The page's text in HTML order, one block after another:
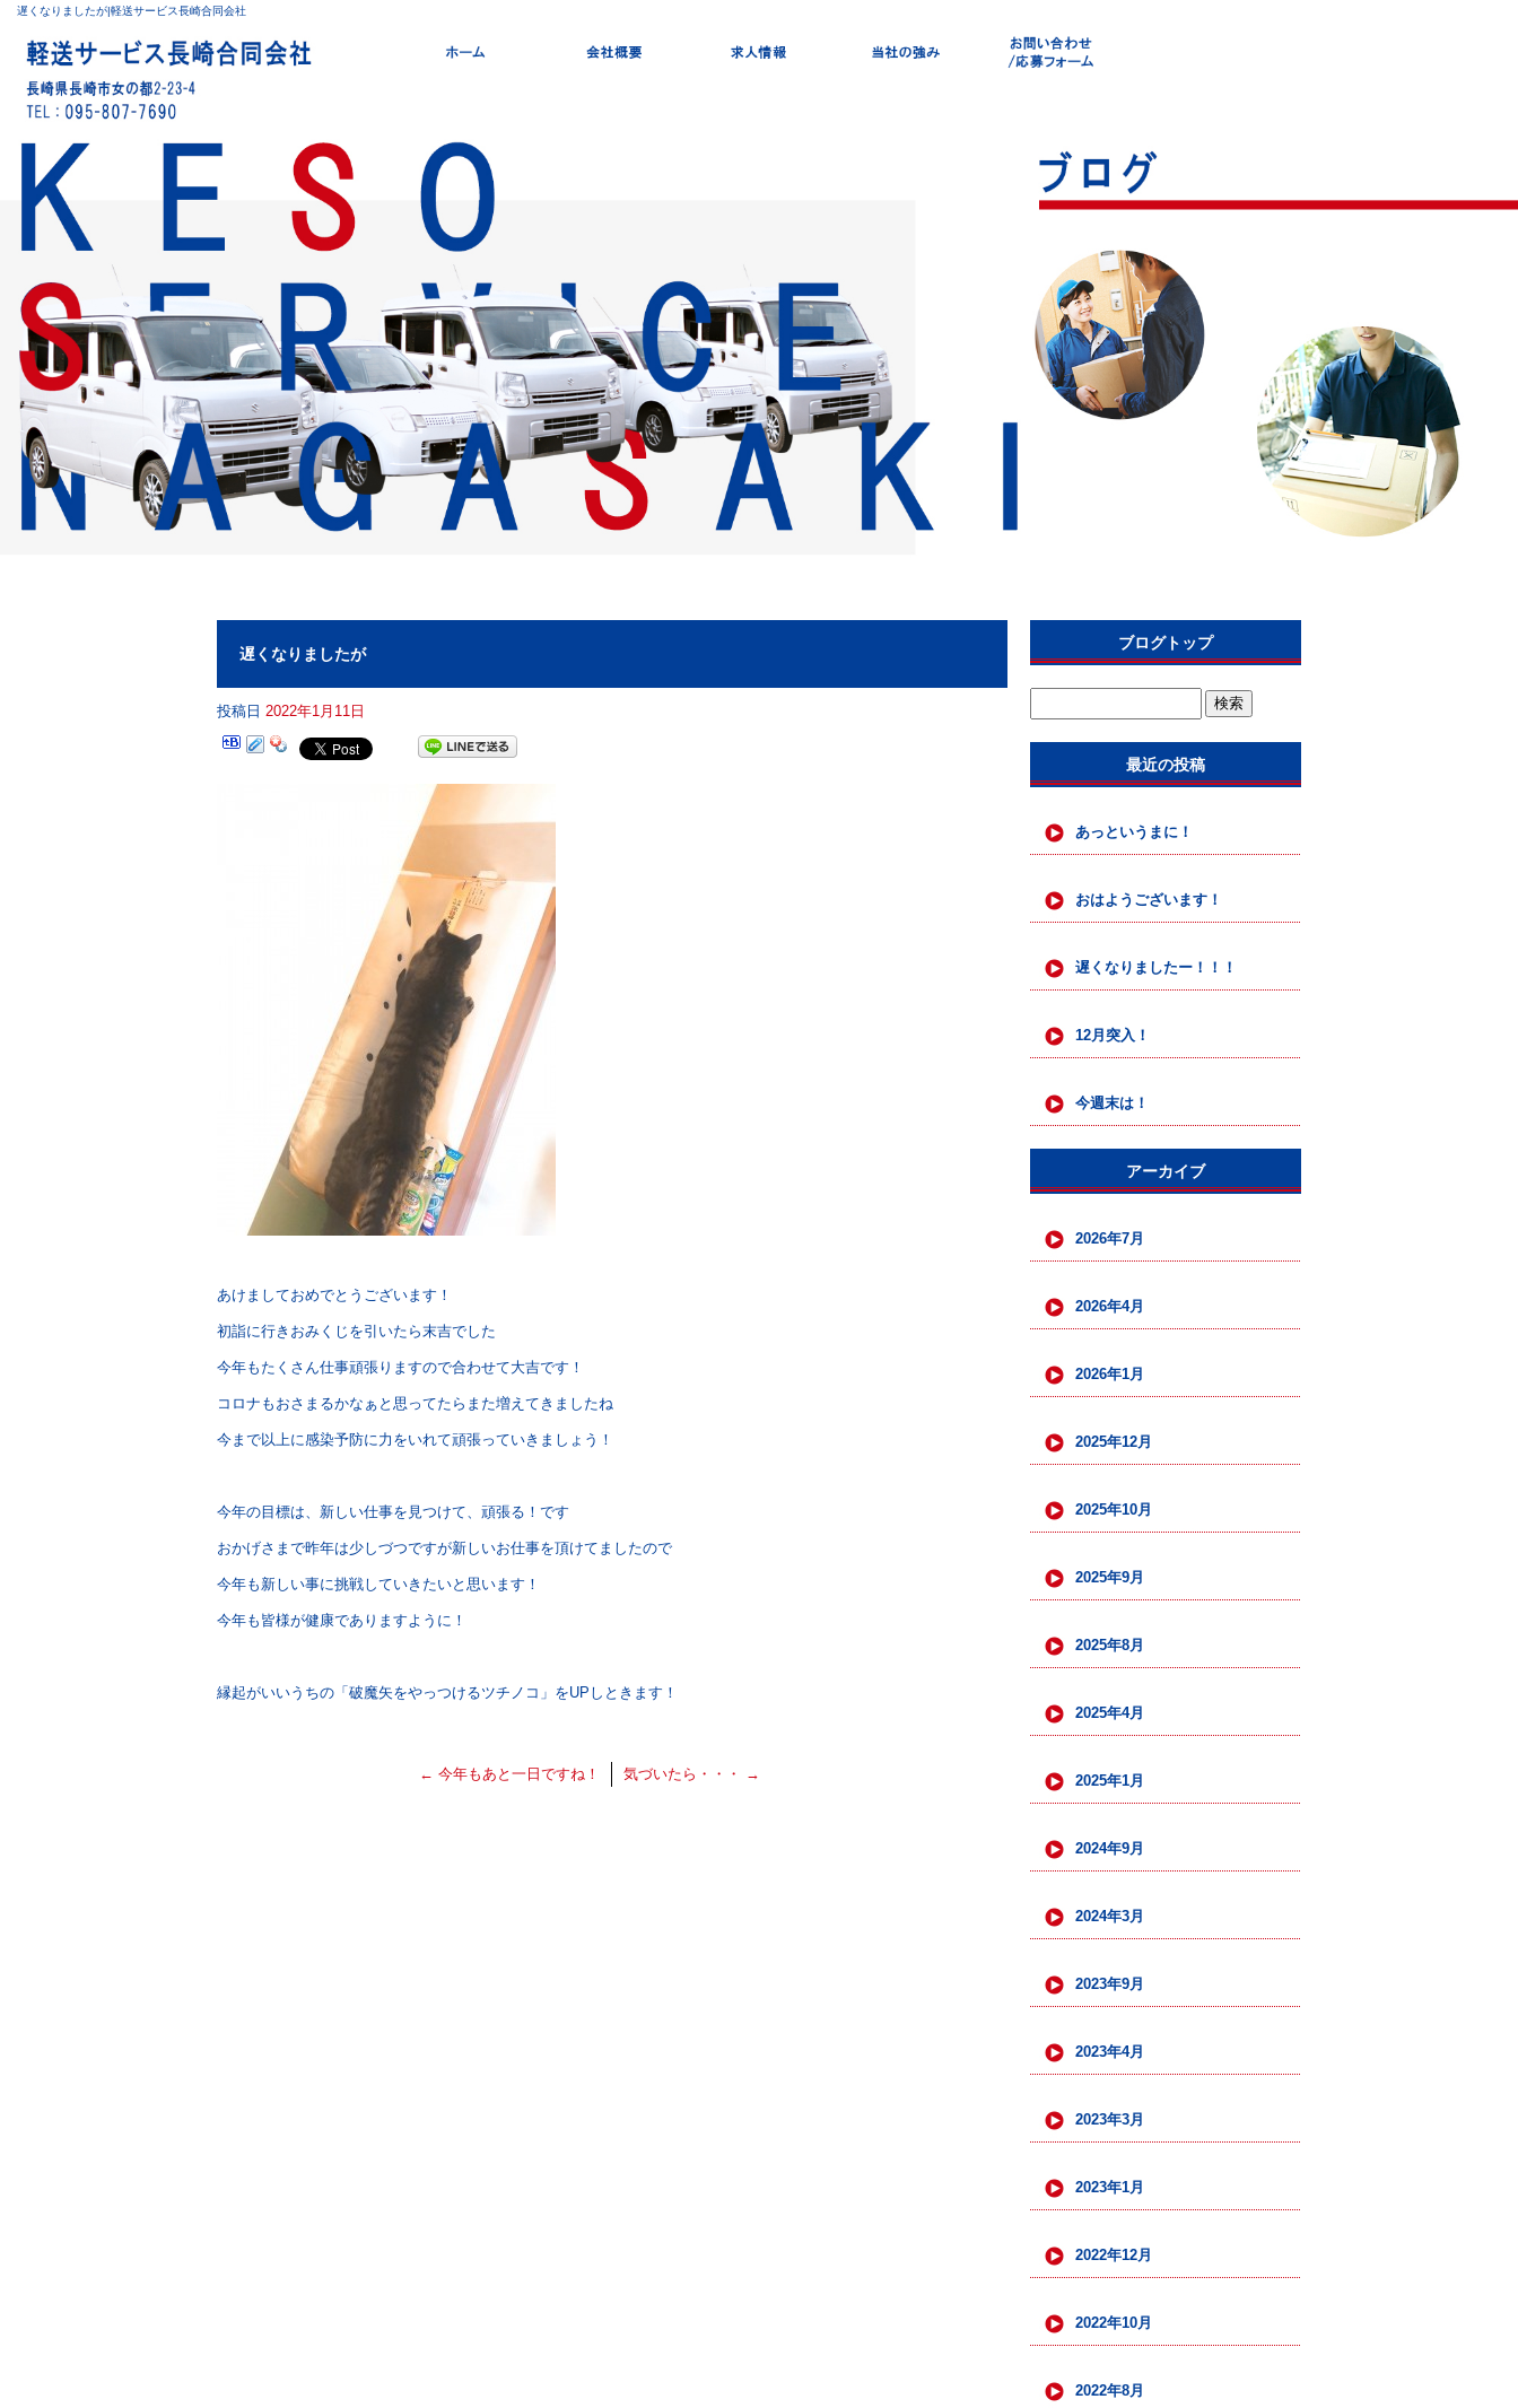
遅くなりましたが|軽送サービス長崎合同会社
遅くなりましたが
投稿日 2022年1月11日
あけましておめでとうございます！
初詣に行きおみくじを引いたら末吉でした
今年もたくさん仕事頑張りますので合わせて大吉です！
コロナもおさまるかなぁと思ってたらまた増えてきましたね
今まで以上に感染予防に力をいれて頑張っていきましょう！
今年の目標は、新しい仕事を見つけて、頑張る！です
おかげさまで昨年は少しづつですが新しいお仕事を頂けてましたので
今年も新しい事に挑戦していきたいと思います！
今年も皆様が健康でありますように！
縁起がいいうちの「破魔矢をやっつけるツチノコ」をUPしときます！
← 今年もあと一日ですね！ 気づいたら・・・ →
ブログトップ
最近の投稿
あっというまに！
おはようございます！
遅くなりましたー！！！
12月突入！
今週末は！
アーカイブ
2026年7月
2026年4月
2026年1月
2025年12月
2025年10月
2025年9月
2025年8月
2025年4月
2025年1月
2024年9月
2024年3月
2023年9月
2023年4月
2023年3月
2023年1月
2022年12月
2022年10月
2022年8月